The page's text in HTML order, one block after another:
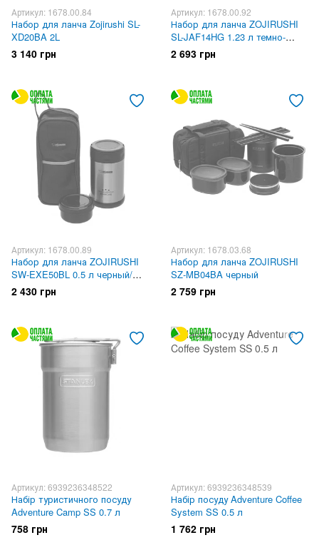
Артикул: 1678.00.84
Набор для ланча Zojirushi SL-
XD20BA 2L
3 140 грн
Артикул: 1678.00.92
Набор для ланча ZOJIRUSHI
SL-JAF14HG 1.23 л темно-
серый
2 693 грн
Артикул: 1678.00.89
Набор для ланча ZOJIRUSHI
SW-EXE50BL 0.5 л черный/
стальной
2 430 грн
Артикул: 1678.03.68
Набор для ланча ZOJIRUSHI
SZ-MB04BA черный
2 759 грн
Артикул: 6939236348522
Набір туристичного посуду
Adventure Camp SS 0.7 л
758 грн
Артикул: 6939236348539
Набір посуду Adventure Coffee
System SS 0.5 л
1 762 грн